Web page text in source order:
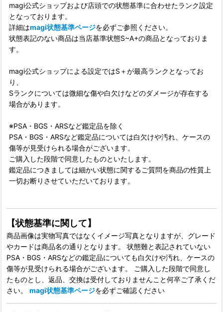
magi公式ショップおよび店頭での状態基準に合わせたランク設定
となっております。
詳細はmagi状態基準ページを必ずご参照ください。
状態表記のない商品は当店基準状態S~A+の商品となっておりま
す。
magi公式ショップによる設定ではS＋が最高ランクとなってお
り、
Sランクについては微細な傷や白欠けなどのダメージが存在する
場合があります。
※PSA・BGS・ARSなど鑑定品を除く
PSA・BGS・ARSなど鑑定品については白欠けや汚れ、ケースの
傷等が見受けられる場合がございます。
ご購入した段階で同意したものといたします。
鑑定品につきましては細かい状態に関するご質問を商品の性質上
一切お断りさせていただいております。
【状態基準に関して】
商品画像は実物写真ではなくイメージ写真となりますが、グレード
やカードは商品名の通りとなります。 状態難と表記されていない
PSA・BGS・ARSなどの鑑定品についても白欠けや汚れ、ケースの
傷等が見受けられる場合がございます。 ご購入した段階で同意し
たものとし、返品、交換は受付しておりませんこと何卒ご了承くだ
さい。 magi状態基準ページを必ずご確認ください